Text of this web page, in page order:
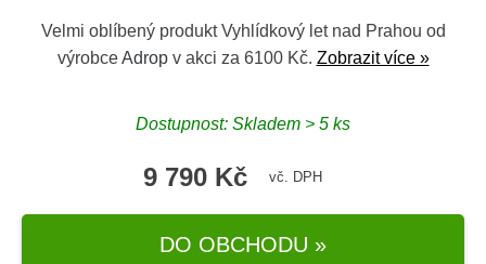
Velmi oblíbený produkt Vyhlídkový let nad Prahou od
výrobceAdropv akci za 6100 Kč. Zobrazit více »
Dostupnost: Skladem > 5 ks
9 790 Kč vč. DPH
DO OBCHODU »